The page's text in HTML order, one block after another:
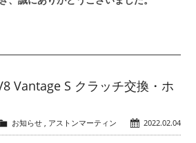
Vantage S クラッチ交換・ホ
2022.02.04
お知らせ, アストンマーティン